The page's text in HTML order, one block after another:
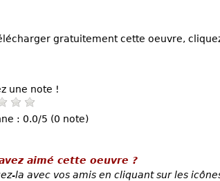
gratuitement cette oeuvre,
une note !
: 0.0/5 (0 note)
aimé cette oeuvre ?
la avec vos amis en cliquant sur les